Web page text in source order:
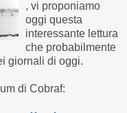
, vi proponiamo
oggi questa
interessante lettura
che probabilmente
giornali di oggi.
di Cobraf: